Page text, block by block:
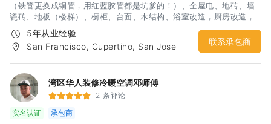
（铁管更换成铜管，用红蓝胶管都是坑爹的！）、全屋电、地砖、墙
瓷砖、地板（楼梯）、橱柜、台面、木结构、浴室改造，厨房改造，
室内外油漆，房屋内部墙体隔断，电箱安装，车库改造等，隔间凉
亭、上水下水，砖木围墙、水泥地，更换门窗，大修小补！匠人精
神，精品工艺，给你舒心装修体验！期待您诚意的联系：杨先生 电
5年从业经验
San Francisco, Cupertino, San Jose
联系承包商
湾区华人装修冷暖空调邓师傅
2 条评论
实名认证
承包商